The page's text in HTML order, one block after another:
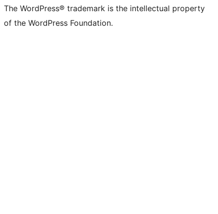
The WordPress® trademark is the intellectual property
of the WordPress Foundation.